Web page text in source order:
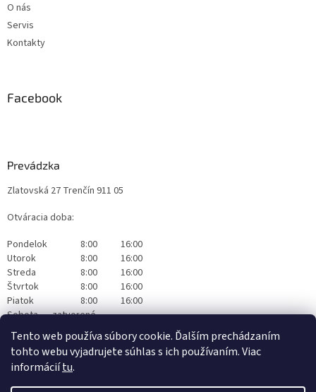
Tento web používa súbory cookie. Ďalším prechádzaním
tohto webu vyjadrujete súhlas s ich používaním. Viac
informáciítu.
O nás
Servis
Kontakty
Facebook
Prevádzka
Zlatovská 27 Trenčín 911 05
Otváracia doba:
Pondelok
8:00
16:00
Utorok
8:00
16:00
Streda
8:00
16:00
Štvrtok
8:00
16:00
Piatok
8:00
16:00
Sobota
zatvorené
Nedeľa
zatvorené